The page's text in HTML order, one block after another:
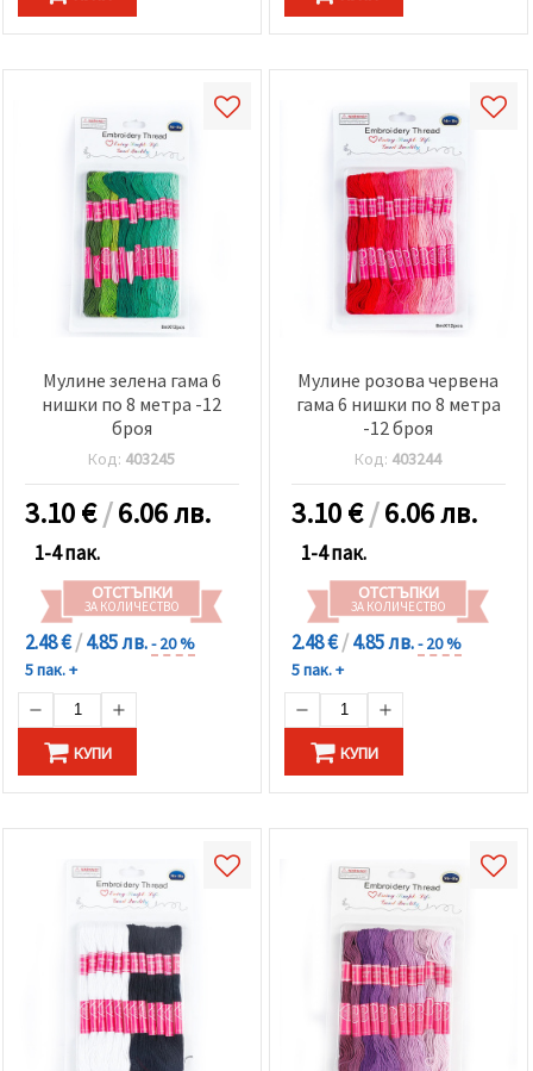
Мулине зелена гама 6
нишки по 8 метра -12
броя
Код: 403245
3.10€/6.06 лв.
1-4 пак.
ОТСТЪПКИ
ЗА КОЛИЧЕСТВО
2.48 €/4.85 лв.- 20 %
5 пак. +
КУПИ
Мулине розова червена
гама 6 нишки по 8 метра
-12 броя
Код: 403244
3.10€/6.06 лв.
1-4 пак.
ОТСТЪПКИ
ЗА КОЛИЧЕСТВО
2.48 €/4.85 лв.- 20 %
5 пак. +
КУПИ